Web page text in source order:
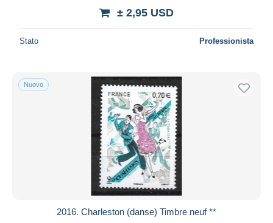
± 2,95 USD
Stato Professionista
Nuovo
2016. Charleston (danse) Timbre neuf **